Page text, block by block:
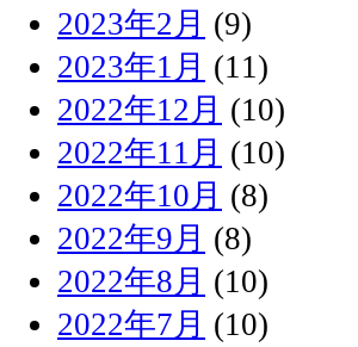
2023年2月 (9)
2023年1月 (11)
2022年12月 (10)
2022年11月 (10)
2022年10月 (8)
2022年9月 (8)
2022年8月 (10)
2022年7月 (10)